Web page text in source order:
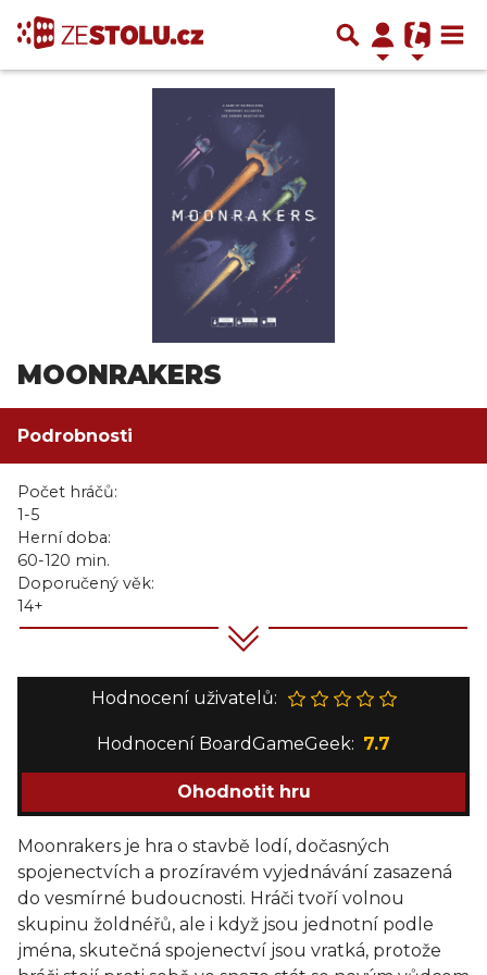
MOONRAKERS
Podrobnosti
Počet hráčů:
1-5
Herní doba:
60-120 min.
Doporučený věk:
14+
Hodnocení uživatelů:
Hodnocení BoardGameGeek: 7.7
Ohodnotit hru
Moonrakers je hra o stavbě lodí, dočasných
spojenectvích a prozíravém vyjednávání zasazená
do vesmírné budoucnosti. Hráči tvoří volnou
skupinu žoldnéřů, ale i když jsou jednotní podle
jména, skutečná spojenectví jsou vratká, protože